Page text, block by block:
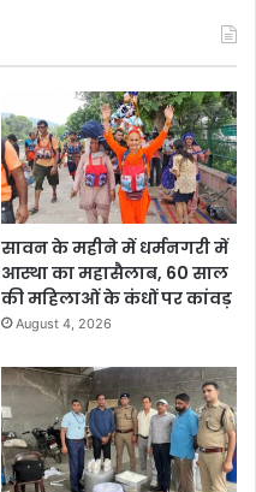
सावन के महीने में धर्मनगरी में
आस्था का महासैलाब, 60 साल
की महिलाओं के कंधों पर कांवड़
August 4, 2026